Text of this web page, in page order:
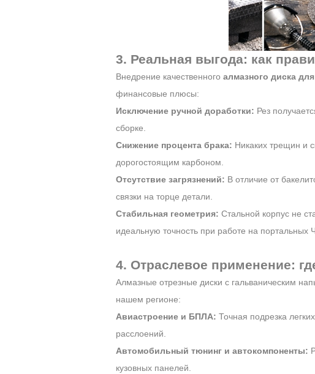
3. Реальная выгода: как
Внедрение качественного алмазного диска
финансовые плюсы:
Исключение ручной доработки: Рез
сборке.
Снижение процента брака: Никаких трещин и
дорогостоящим карбоном.
Отсутствие загрязнений: В отличие от
связки на торце детали.
Стабильная геометрия: Стальной корпус не
идеальную точность при работе на портальных
4. Отраслевое применение:
Алмазные отрезные диски с гальваническим
нашем регионе:
Авиастроение и БПЛА: Точная подрезка
расслоений.
Автомобильный тюнинг и автокомпоненты:
кузовных панелей.